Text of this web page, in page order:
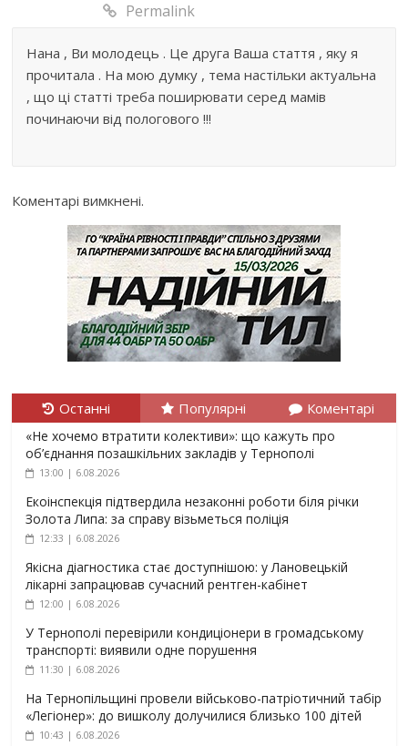
Permalink
Нана , Ви молодець . Це друга Ваша стаття , яку я
прочитала . На мою думку , тема настільки актуальна
, що ці статті треба поширювати серед мамів
починаючи від пологового !!!
Коментарі вимкнені.
Останні Популярні Коментарі
«Не хочемо втратити колективи»: що кажуть про
об’єднання позашкільних закладів у Тернополі
13:00 | 6.08.2026
Екоінспекція підтвердила незаконні роботи біля річки
Золота Липа: за справу візьметься поліція
12:33 | 6.08.2026
Якісна діагностика стає доступнішою: у Лановецькій
лікарні запрацював сучасний рентген-кабінет
12:00 | 6.08.2026
У Тернополі перевірили кондиціонери в громадському
транспорті: виявили одне порушення
11:30 | 6.08.2026
На Тернопільщині провели військово-патріотичний табір
«Легіонер»: до вишколу долучилися близько 100 дітей
10:43 | 6.08.2026